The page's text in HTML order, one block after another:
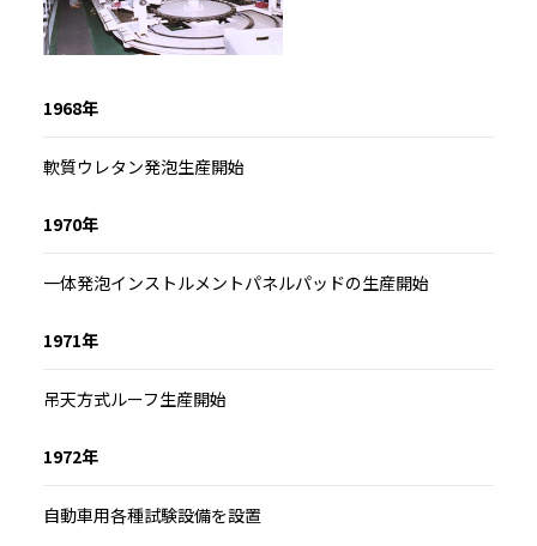
1968年
軟質ウレタン発泡生産開始
1970年
一体発泡インストルメントパネルパッドの生産開始
1971年
吊天方式ルーフ生産開始
1972年
自動車用各種試験設備を設置